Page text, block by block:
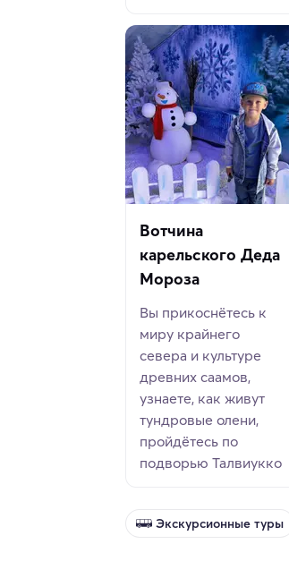
Вотчина
карельского Деда
Мороза
Вы прикоснётесь к
миру крайнего
севера и культуре
древних саамов,
узнаете, как живут
тундровые олени,
пройдётесь по
подворью Талвиукко
Экскурсионные туры